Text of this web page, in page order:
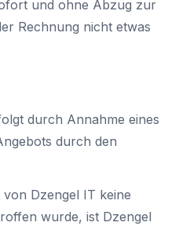
und ohne Abzug zur
Rechnung nicht etwas
durch Annahme eines
durch den
Dzengel IT keine
wurde, ist Dzengel